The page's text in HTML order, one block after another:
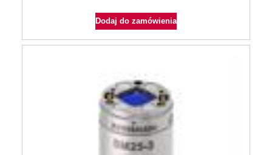
Dodaj do zamówienia